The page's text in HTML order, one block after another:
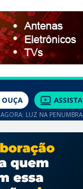
AGORA: LUZ NA PENUMBRA